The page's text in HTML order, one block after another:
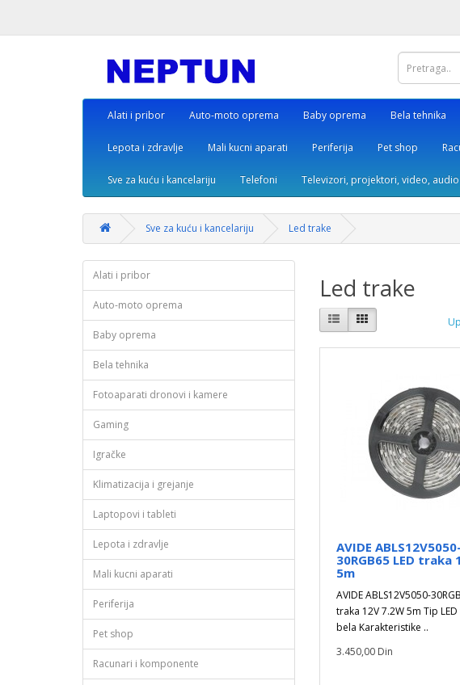
Alati i pribor Auto-moto oprema Baby oprema Bela tehnika
Lepota i zdravlje Mali kucni aparati Periferija Pet shop
Sve za kuću i kancelariju Telefoni Televizori, projektori, video, audio
Sve za kuću i kancelariju Led trake
Alati i pribor
Auto-moto oprema
Baby oprema
Bela tehnika
Fotoaparati dronovi i kamere
Gaming
Igračke
Klimatizacija i grejanje
Laptopovi i tableti
Lepota i zdravlje
Mali kucni aparati
Periferija
Pet shop
Racunari i komponente
Led trake
AVIDE ABLS12V5050-
30RGB65 LED traka
5m
AVIDE ABLS12V5050-
traka 12V 7.2W 5m Tip
bela Karakteristike ..
3.450,00 Din